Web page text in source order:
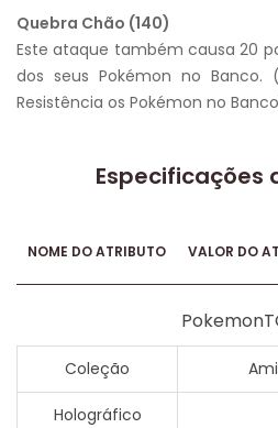
Quebra Chão (140)
Este ataque também causa 20
dos seus Pokémon no Banco.
Resistência os Pokémon no
Especificações
NOME DO ATRIBUTO VALOR DO
Coleção
Holográfico